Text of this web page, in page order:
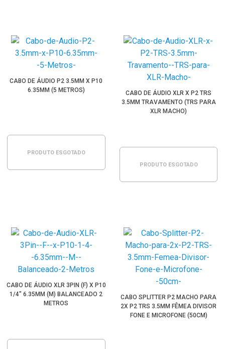
CABO DE ÁUDIO P2 3.5MM X P10
6.35MM (5 METROS)
PRODUTO ESGOTADO
CABO DE ÁUDIO XLR X P2 TRS
3.5MM TRAVAMENTO (TRS PARA
XLR MACHO)
PRODUTO ESGOTADO
CABO DE ÁUDIO XLR 3PIN (F) X P10
1/4" 6.35MM (M) BALANCEADO 2
METROS
CABO SPLITTER P2 MACHO PARA
2X P2 TRS 3.5MM FÊMEA DIVISOR
FONE E MICROFONE (50CM)